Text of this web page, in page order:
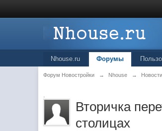
Nhouse.ru Форумы
Форум Новостройки → Nhouse →
.
Вторичка
столицах